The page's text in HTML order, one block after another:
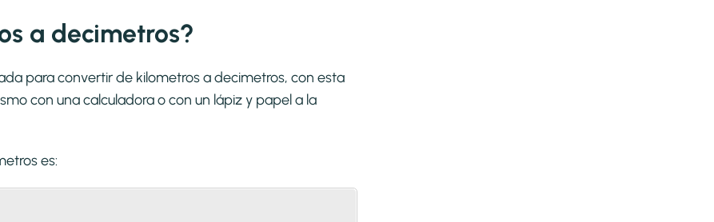
a decimetros?
para convertir de kilometros a decimetros, con esta
con una calculadora o con un lápiz y papel a la
es: